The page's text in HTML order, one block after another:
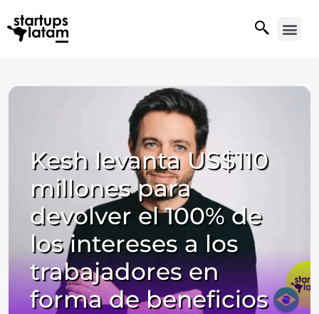
Kesh levanta US$110
millones para
devolver el 100% de
los intereses a los
trabajadores en
forma de beneficios